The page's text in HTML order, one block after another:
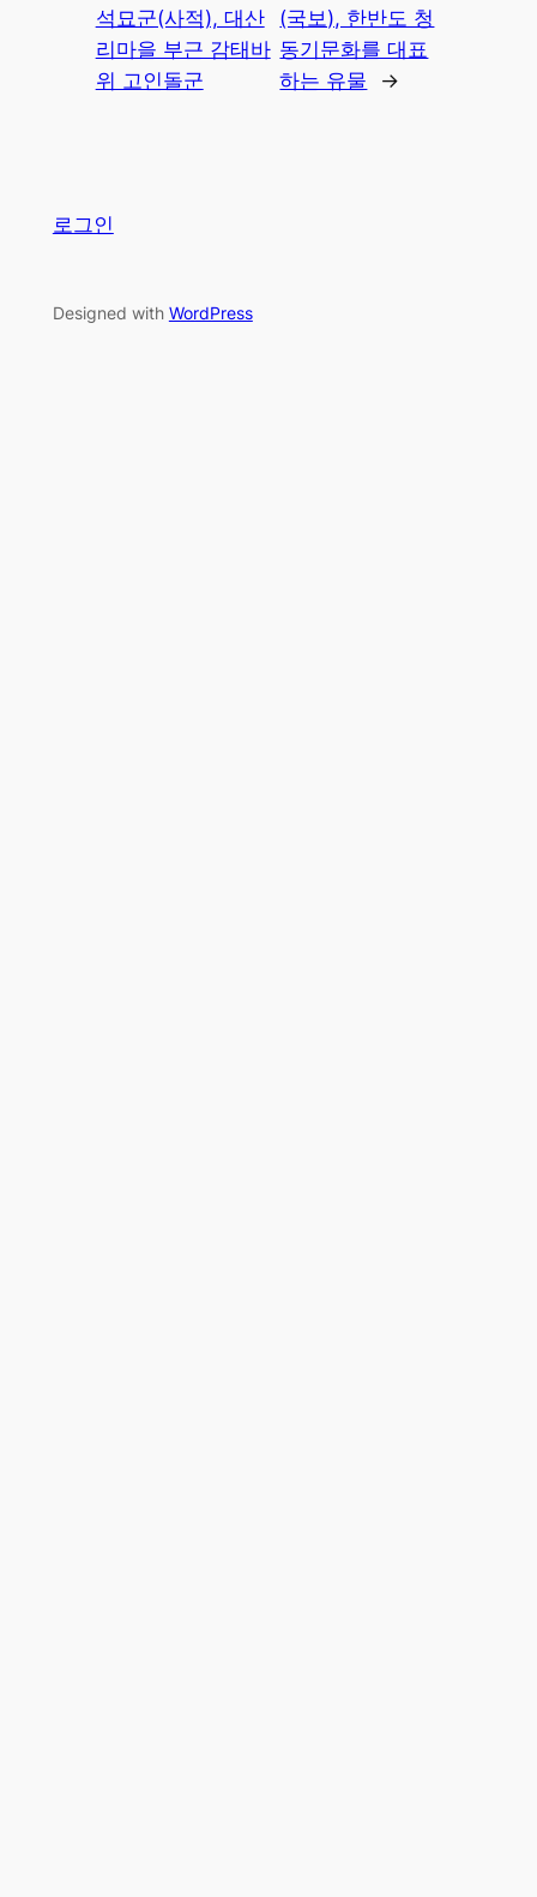
석묘군(사적), 대산
리마을 부근 감태바
위 고인돌군
(국보), 한반도 청
동기문화를 대표
하는 유물
→
로그인
Designed with WordPress